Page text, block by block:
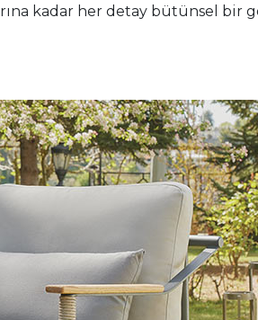
kadar her detay bütünsel bir